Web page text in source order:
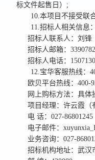
标文件起售日）;
10.本项目 不接受联
11.招标人相关信息：
招标人联系人： 刘锋
招标人邮箱：
招标人电话：
12.宝华客服热线：
欧贝平台热线： 400-
网上购标方法：具体
项目经理： 许云霞
电 话： 027-86801245
电子邮件：
业务咨询： 027-
招标机构地址： 武汉